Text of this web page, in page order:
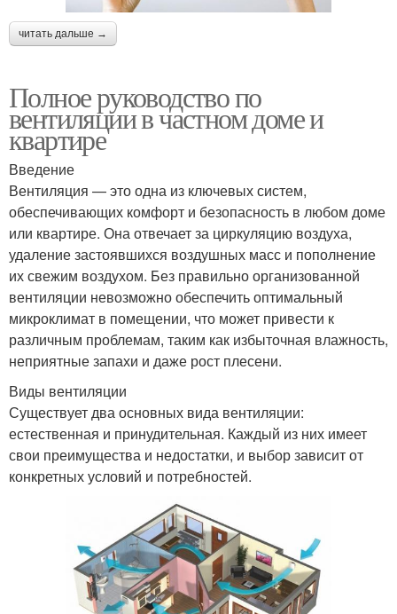
читать дальше →
Полное руководство по
вентиляции в частном доме и
квартире
Введение
Вентиляция — это одна из ключевых систем,
обеспечивающих комфорт и безопасность в любом доме
или квартире. Она отвечает за циркуляцию воздуха,
удаление застоявшихся воздушных масс и пополнение
их свежим воздухом. Без правильно организованной
вентиляции невозможно обеспечить оптимальный
микроклимат в помещении, что может привести к
различным проблемам, таким как избыточная влажность,
неприятные запахи и даже рост плесени.
Виды вентиляции
Существует два основных вида вентиляции:
естественная и принудительная. Каждый из них имеет
свои преимущества и недостатки, и выбор зависит от
конкретных условий и потребностей.